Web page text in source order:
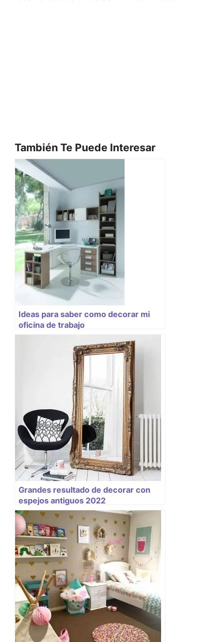
También Te Puede Interesar
Ideas para saber como decorar mi
oficina de trabajo
Grandes resultado de decorar con
espejos antiguos 2022